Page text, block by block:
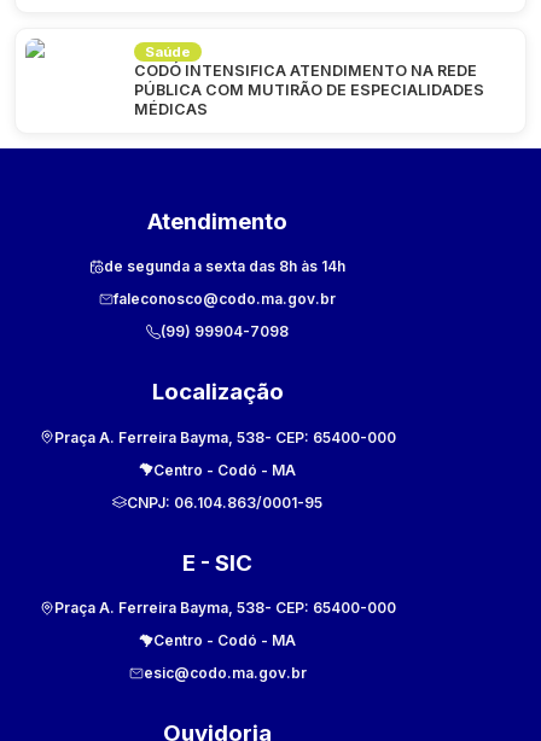
Saúde
CODÓ INTENSIFICA ATENDIMENTO NA REDE
PÚBLICA COM MUTIRÃO DE ESPECIALIDADES
MÉDICAS
Atendimento
de segunda a sexta das 8h às 14h
faleconosco@codo.ma.gov.br
(99) 99904-7098
Localização
Praça A. Ferreira Bayma, 538- CEP: 65400-000
Centro - Codó - MA
CNPJ: 06.104.863/0001-95
E - SIC
Praça A. Ferreira Bayma, 538- CEP: 65400-000
Centro - Codó - MA
esic@codo.ma.gov.br
Ouvidoria